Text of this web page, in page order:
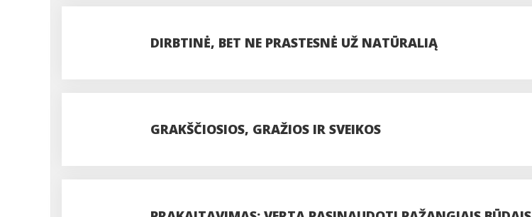
DIRBTINĖ, BET NE PRASTESNĖ UŽ NATŪRALIĄ
GRAKŠČIOSIOS, GRAŽIOS IR SVEIKOS